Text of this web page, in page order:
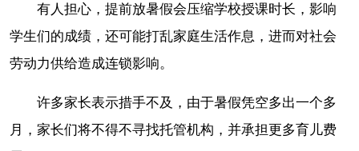
有人担心，提前放暑假会压缩学校授课时长，影响
学生们的成绩，还可能打乱家庭生活作息，进而对社会
劳动力供给造成连锁影响。
许多家长表示措手不及，由于暑假凭空多出一个多
月，家长们将不得不寻找托管机构，并承担更多育儿费